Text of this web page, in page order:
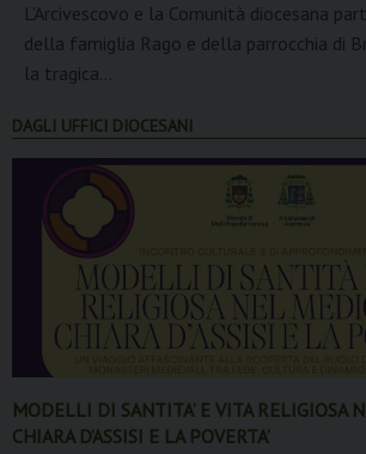
L’Arcivescovo e la Comunità diocesana
della famiglia Rago e della parrocchia di
la tragica...
DAGLI UFFICI DIOCESANI
MODELLI DI SANTITA’ E VITA RELIGIOSA
CHIARA D’ASSISI E LA POVERTA’